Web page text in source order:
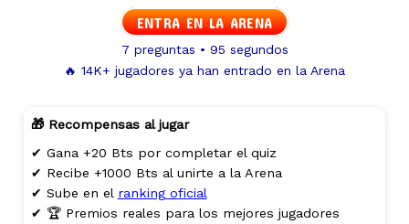
ENTRA EN LA ARENA
7 preguntas • 95 segundos
🔥 14K+ jugadores ya han entrado en la Arena
🎁 Recompensas al jugar
✔ Gana +20 Bts por completar el quiz
✔ Recibe +1000 Bts al unirte a la Arena
✔ Sube en el ranking oficial
✔ 🏆 Premios reales para los mejores jugadores